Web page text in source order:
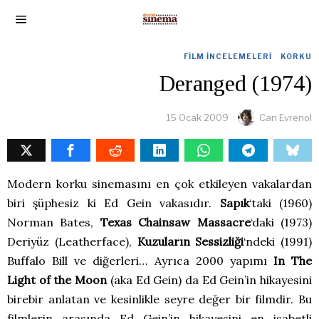
FILM İNCELEMELERI · KORKU
Deranged (1974)
15 Ocak 2009 Can Evrenol
Modern korku sinemasını en çok etkileyen vakalardan
biri şüphesiz ki Ed Gein vakasıdır. Sapık‘taki (1960)
Norman Bates, Texas Chainsaw Massacre‘daki (1973)
Deriyüz (Leatherface), Kuzuların Sessizliği‘ndeki (1991)
Buffalo Bill ve diğerleri… Ayrıca 2000 yapımı In The
Light of the Moon (aka Ed Gein) da Ed Gein’in hikayesini
birebir anlatan ve kesinlikle seyre değer bir filmdir. Bu